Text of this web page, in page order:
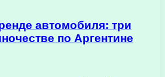
автомобиля: три
по Аргентине